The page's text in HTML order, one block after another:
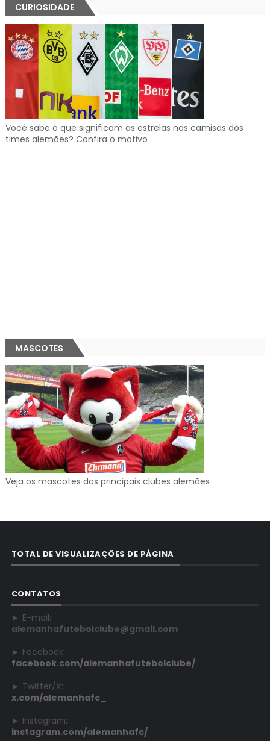
CURIOSIDADE
Você sabe o que significam as estrelas nas camisas dos
times alemães? Confira o motivo
MASCOTES
Veja os mascotes dos principais clubes alemães
TOTAL DE VISUALIZAÇÕES DE PÁGINA
CONTATOS
► E-mail:
alemanhafutebolclube@gmail.com
► Facebook:
facebook.com/alemanhafutebolclube/
► Twitter/X:
x.com/alemanhafc_
► Instagram:
instagram.com/alemanhafc/